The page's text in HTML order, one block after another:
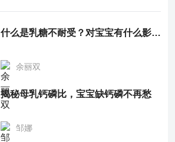
什么是乳糖不耐受？对宝宝有什么影响？
余丽双
揭秘母乳钙磷比，宝宝缺钙磷不再愁
邹娜